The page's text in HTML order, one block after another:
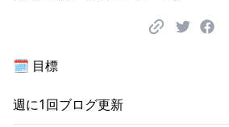
🗓️ 目標
週に1回ブログ更新